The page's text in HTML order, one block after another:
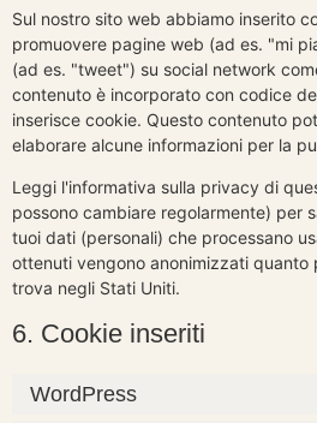
Sul nostro sito web abbiamo inserito
promuovere pagine web (ad es. "mi
(ad es. "tweet") su social network
contenuto è incorporato con codice
inserisce cookie. Questo contenuto
elaborare alcune informazioni per la
Leggi l'informativa sulla privacy di
possono cambiare regolarmente) per
tuoi dati (personali) che processano
ottenuti vengono anonimizzati quanto
trova negli Stati Uniti.
6. Cookie inseriti
WordPress